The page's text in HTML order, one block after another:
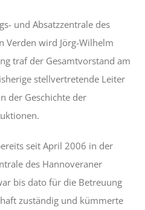
und Absatzzentrale des
Verden wird Jörg-Wilhelm
traf der Gesamtvorstand am
stellvertretende Leiter
der Geschichte der
seit April 2006 in der
des Hannoveraner
bis dato für die Betreuung
zuständig und kümmerte